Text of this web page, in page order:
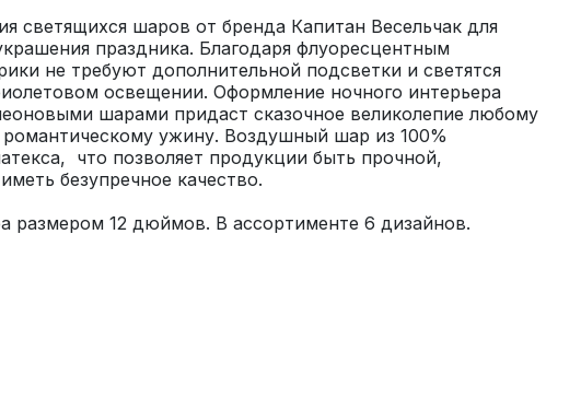
светящихся шаров от бренда Капитан Весельчак для
праздника. Благодаря флуоресцентным
не требуют дополнительной подсветки и светятся
освещении. Оформление ночного интерьера
шарами придаст сказочное великолепие любому
ужину. Воздушный шар из 100%
что позволяет продукции быть прочной,
размером 12 дюймов. В ассортименте 6 дизайнов.